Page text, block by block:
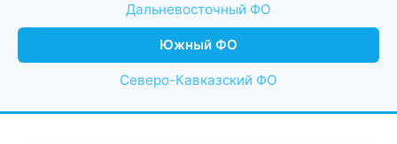
Дальневосточный ФО
Южный ФО
Северо-Кавказский ФО